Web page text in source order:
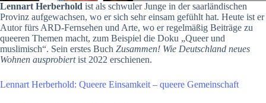
Lennart Herberhold ist als schwuler Junge in der saarländischen
Provinz aufgewachsen, wo er sich sehr einsam gefühlt hat. Heute ist er
Autor fürs ARD-Fernsehen und Arte, wo er regelmäßig Beiträge zu
queeren Themen macht, zum Beispiel die Doku „Queer und
muslimisch“. Sein erstes Buch Zusammen! Wie Deutschland neues
Wohnen ausprobiertist 2022 erschienen.
Lennart Herberhold: Queere Einsamkeit – queere Gemeinschaft